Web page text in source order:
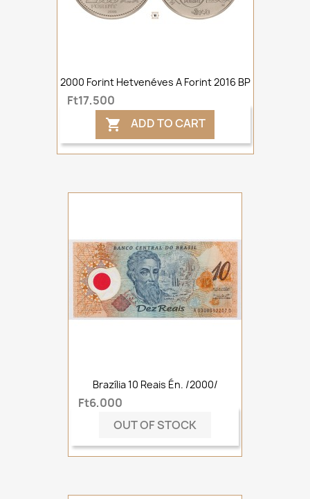
2000 Forint Hetvenéves A Forint 2016 BP
Ft17,500
 ADD TO CART
Brazília 10 Reais Én. /2000/
Ft6,000
OUT OF STOCK